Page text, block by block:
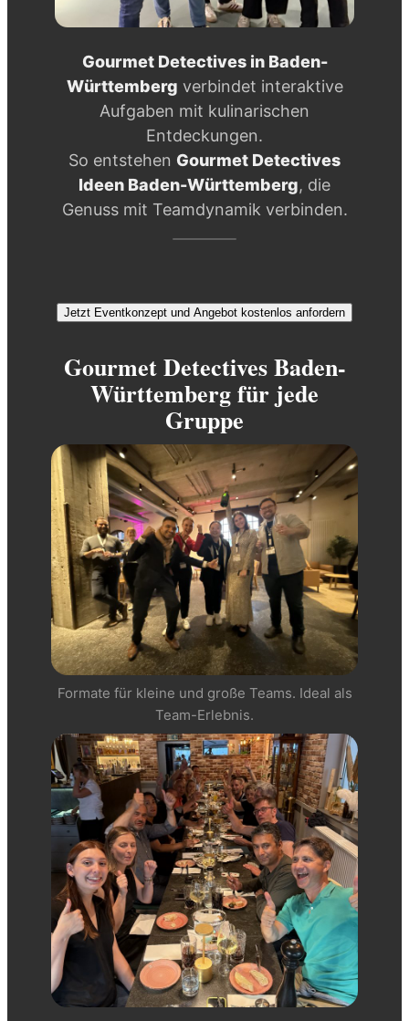
Gourmet Detectives in Baden-
Württemberg verbindet interaktive
Aufgaben mit kulinarischen
Entdeckungen.
So entstehen Gourmet Detectives
Ideen Baden-Württemberg, die
Genuss mit Teamdynamik verbinden.
Jetzt Eventkonzept und Angebot kostenlos anfordern
Gourmet Detectives Baden-
Württemberg für jede
Gruppe
Formate für kleine und große Teams. Ideal als
Team-Erlebnis.